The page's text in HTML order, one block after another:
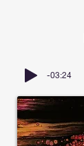
-03:24